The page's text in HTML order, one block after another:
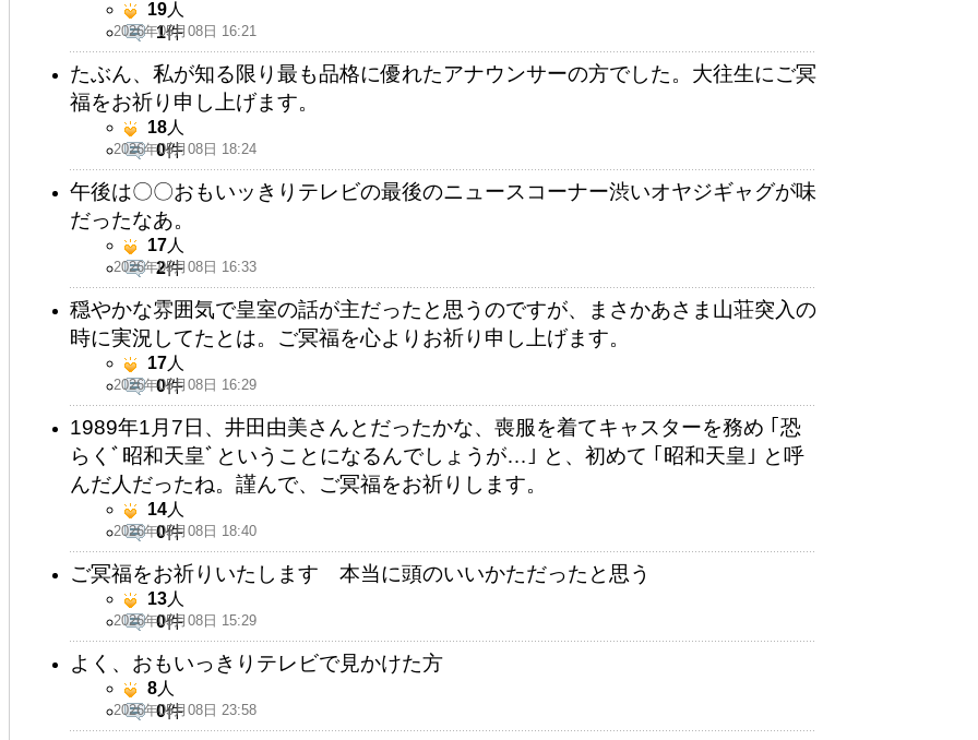
2026年05月08日 16:21
19人
1件
たぶん、私が知る限り最も品格に優れたアナウンサーの方でした。大往生にご冥
福をお祈り申し上げます。
2026年05月08日 18:24
18人
0件
午後は〇〇おもいッきりテレビの最後のニュースコーナー渋いオヤジギャグが味
だったなあ。
2026年05月08日 16:33
17人
2件
穏やかな雰囲気で皇室の話が主だったと思うのですが、まさかあさま山荘突入の
時に実況してたとは。ご冥福を心よりお祈り申し上げます。
2026年05月08日 16:29
17人
0件
1989年1月7日、井田由美さんとだったかな、喪服を着てキャスターを務め ｢恐
らくﾞ昭和天皇ﾞということになるんでしょうが…｣ と、初めて ｢昭和天皇｣ と呼
んだ人だったね。謹んで、ご冥福をお祈りします。
2026年05月08日 18:40
14人
0件
ご冥福をお祈りいたします 本当に頭のいいかただったと思う
2026年05月08日 15:29
13人
0件
よく、おもいっきりテレビで見かけた方
2026年05月08日 23:58
8人
0件